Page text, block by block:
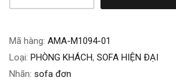
Mã hàng: AMA-M1094-01
Loại: PHÒNG KHÁCH, SOFA HIỆN ĐẠI
Nhãn: sofa đơn